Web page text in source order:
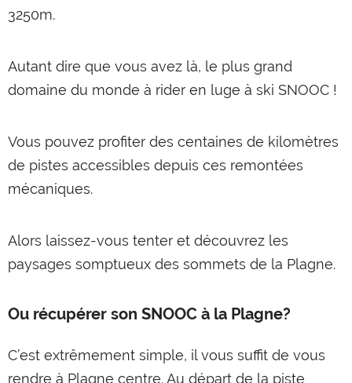
3250m.
Autant dire que vous avez là, le plus grand
domaine du monde à rider en luge à ski SNOOC !
Vous pouvez profiter des centaines de kilomètres
de pistes accessibles depuis ces remontées
mécaniques.
Alors laissez-vous tenter et découvrez les
paysages somptueux des sommets de la Plagne.
Ou récupérer son SNOOC à la Plagne?
C’est extrêmement simple, il vous suffit de vous
rendre à Plagne centre. Au départ de la piste